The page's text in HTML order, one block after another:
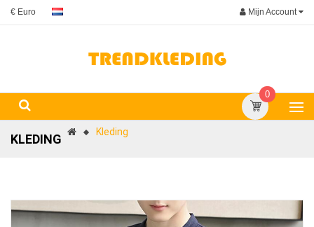
€ Euro Mijn Account
0
KLEDING Kleding